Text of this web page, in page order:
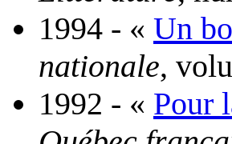
1994 - « Un
nationale,
1992 - « Pour